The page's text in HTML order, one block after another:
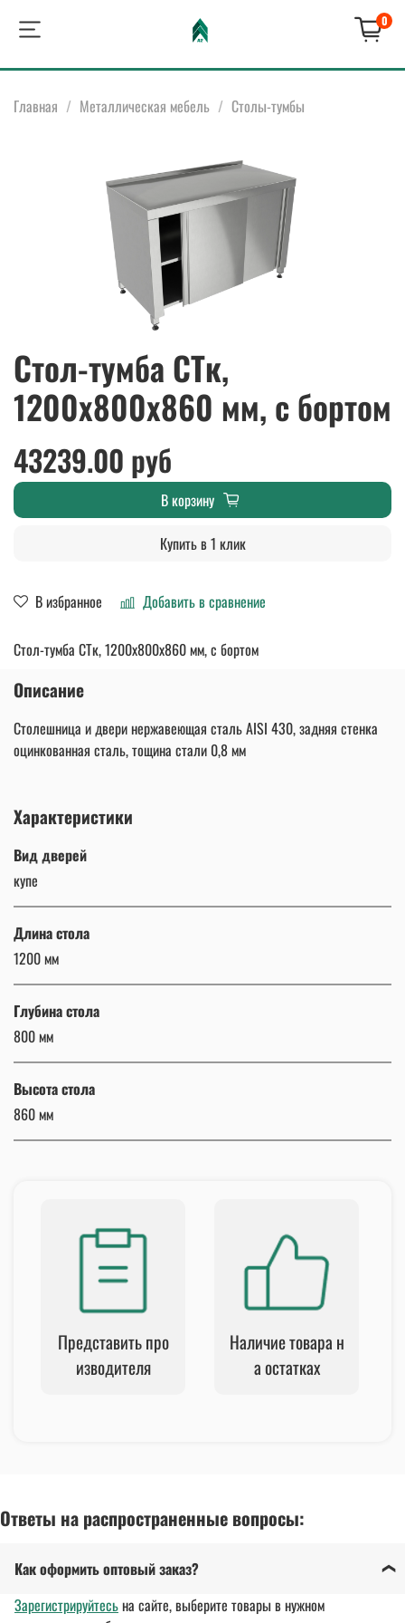
0
Главная Металлическая мебель Столы-тумбы
Стол-тумба СТк,
1200х800х860 мм, с бортом
В избранное Добавить в сравнение
43239.00 руб
В корзину
Купить в 1 клик
Стол-тумба СТк, 1200х800х860 мм, с бортом
Описание
Столешница и двери нержавеющая сталь AISI 430, задняя стенка
оцинкованная сталь, тощина стали 0,8 мм
Характеристики
Вид дверей
купе
Длина стола
1200 мм
Глубина стола
800 мм
Высота стола
860 мм
Представить про
изводителя
Наличие товара н
а остатках
Ответы на распространенные вопросы:
Как оформить оптовый заказ?
Зарегистрируйтесьна сайте, выберите товары в нужном